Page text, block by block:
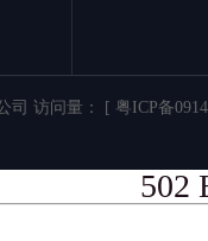
司 访问量：
[ 粤ICP备
502